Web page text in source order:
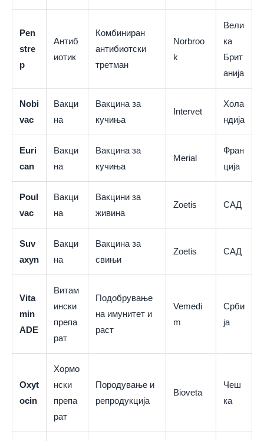
Pen
stre
p
Антиб
иотик
Комбиниран
антибиотски
третман
Norbroo
k
Вели
ка
Брит
анија
Nobi
vac
Вакци
на
Вакцина за
кучиња
Intervet
Хола
ндија
Euri
can
Вакци
на
Вакцина за
кучиња
Merial
Фран
ција
Poul
vac
Вакци
на
Вакцини за
живина
Zoetis САД
Suv
axyn
Вакци
на
Вакцина за
свињи
Zoetis САД
Vita
min
ADE
Витам
ински
препа
рат
Подобрување
на имунитет и
раст
Vemedi
m
Срби
ја
Oxyt
ocin
Хормо
нски
препа
рат
Породување и
репродукција
Bioveta
Чеш
ка